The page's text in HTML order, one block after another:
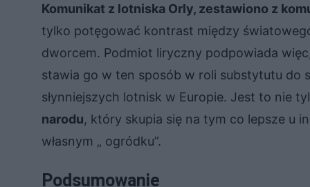
Komunikat z lotniska Orly, zestawiono z
tylko potęgować kontrast między
dworcem. Podmiot liryczny podpowiada
stawia go w ten sposób w roli substytutu do
słynniejszych lotnisk w Europie. Jest to nie
narodu, który skupia się na tym co lepsze u
własnym „ ogródku”.
Podsumowanie